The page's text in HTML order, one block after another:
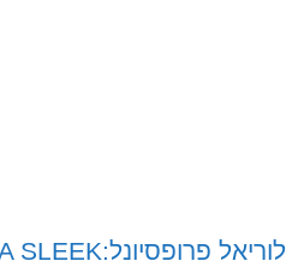
לוריאל פרופסיונל:KERATIN ALPHA SLEEK